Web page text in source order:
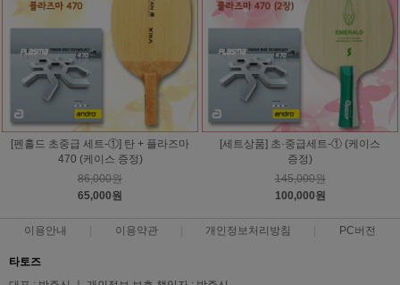
[펜홀드 초중급 세트-①] 탄 + 플라즈마
470 (케이스 증정)
86,000원
65,000원
[세트상품] 초·중급세트-① (케이스
증정)
145,000원
100,000원
이용안내 이용약관 개인정보처리방침 PC버전
타토즈